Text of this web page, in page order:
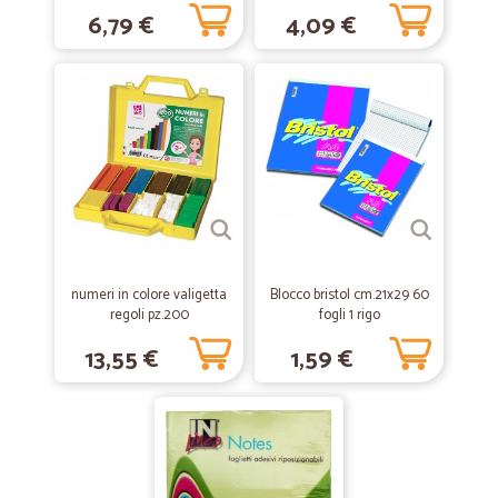
Cicalia, veloce nella consegna, prodotti ottimi, in particolar modo
frutta e verdura eccellenti. Sono ormai 4 anni che acquisto e son
sempre rimasta soddisfatta. Grazie
20/01/2021
—Maria C.
eccelente
consegna puntuale e precisa.
01/07/2020
Franco B.
consegna nei tempi,ricevuti prodotti…
consegna nei tempi,ricevuti prodotti richiesti;lo spedizioniere non è
stato molto attento alla dicitura fragile,tant'è che due confezioni
(fagioli borlotti e ceci giganti)erano rotte.Al momento,non avendo
ancora utilizzati tutti i prodotti richiesti,risultava una confezione
(lenticchie al pomodoro)non. perfettamente sigillata. Succede nelle
migliori famiglie. A risentirci Franco Bregliano
6,79 € 4,09 €
numeri in colore valigetta
regoli pz.200
13,55 €
Blocco bristol cm.21x29 60
fogli 1 rigo
1,59 €